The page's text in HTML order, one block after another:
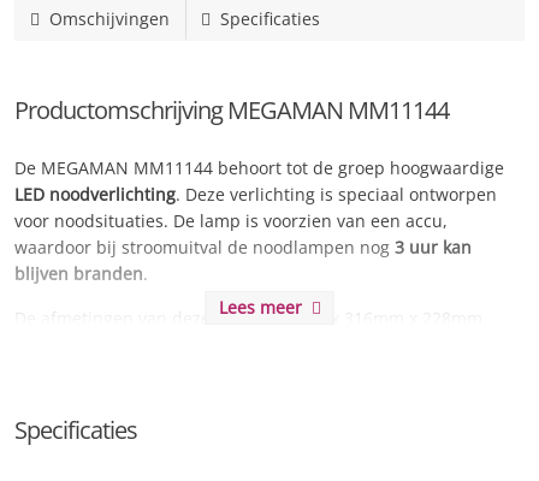
Omschijvingen Specificaties
Productomschrijving MEGAMAN MM11144
De MEGAMAN MM11144 behoort tot de groep hoogwaardige
LED noodverlichting. Deze verlichting is speciaal ontworpen
voor noodsituaties. De lamp is voorzien van een accu,
waardoor bij stroomuitval de noodlampen nog 3 uur kan
blijven branden.
De afmetingen van deze lamp zijn mm x 316mm x 228mm.
noodsituaties. Het voorkomt desoriëntatie en paniek bij
Lees meer
Specificaties